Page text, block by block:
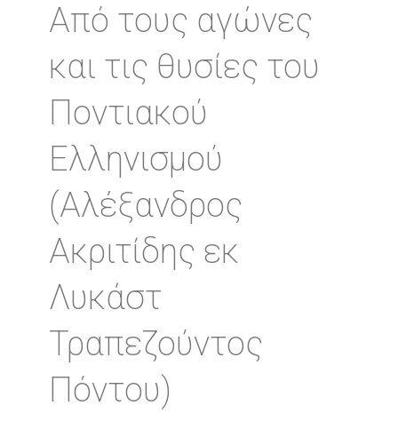
Από τους αγώνες
και τις θυσίες του
Ποντιακού
Ελληνισμού
(Αλέξανδρος
Ακριτίδης εκ
Λυκάστ
Τραπεζούντος
Πόντου)